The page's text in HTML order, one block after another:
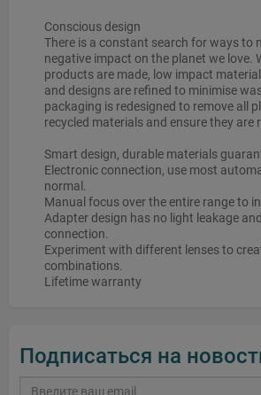
Conscious design
There is a constant search for ways to
negative impact on the planet we love.
products are made, low impact
and designs are refined to minimise
packaging is redesigned to remove all
recycled materials and ensure they are
Smart design, durable materials
Electronic connection, use most
normal.
Manual focus over the entire range to
Adapter design has no light leakage
connection.
Experiment with different lenses to
combinations.
Lifetime warranty
Подписаться на